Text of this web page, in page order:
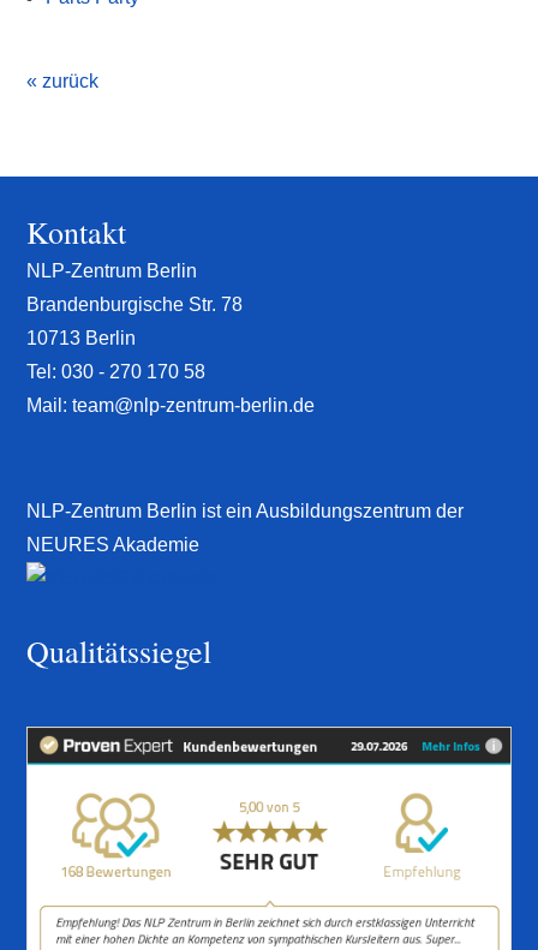
« zurück
Kontakt
NLP-Zentrum Berlin
Brandenburgische Str. 78
10713 Berlin
Tel:030 - 270 170 58
Mail:team@nlp-zentrum-berlin.de
NLP-Zentrum Berlin ist ein Ausbildungszentrum der
NEURES Akademie
Qualitätssiegel